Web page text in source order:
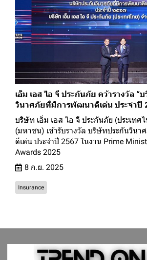
เอ็ม เอส ไอ จี ประกันภัย คว้ารางวัล “
วินาศภัยที่มีการพัฒนาดีเด่น ประจำปี
บริษัท เอ็ม เอส ไอ จี ประกันภัย (ประเทศ
(มหาชน) เข้ารับรางวัล บริษัทประกันวิน
ดีเด่น ประจำปี 2567 ในงาน Prime
Awards 2025
8 ก.ย. 2025
Insurance